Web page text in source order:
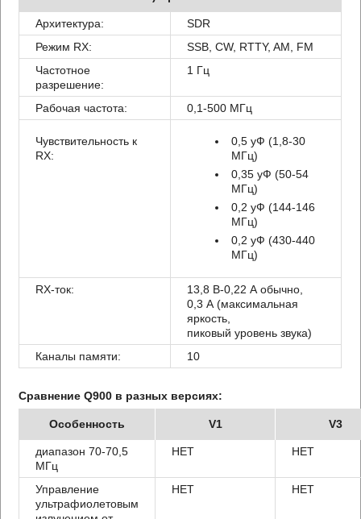
Архитектура:
SDR
Режим RX:
SSB, CW, RTTY, AM, FM
Частотное
разрешение:
1 Гц
Рабочая частота: 0,1-500 МГц
Чувствительность к
RX:
0,5 уФ (1,8-30
МГц)
0,35 уФ (50-54
МГц)
0,2 уФ (144-146
МГц)
0,2 уФ (430-440
МГц)
RX-ток:
13,8 В-0,22 А обычно,
0,3 А (максимальная
яркость,
пиковый уровень звука)
Каналы памяти:
10
Сравнение Q900 в разных версиях:
Особенность V1 V3
диапазон 70-70,5
МГц
НЕТ НЕТ
Управление
ультрафиолетовым
НЕТ НЕТ